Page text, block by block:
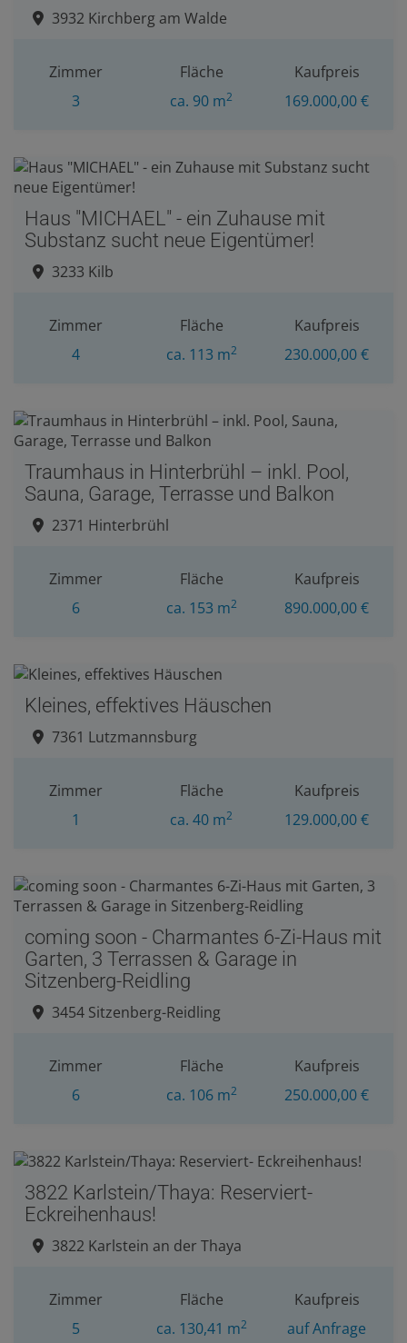
3932 Kirchberg am Walde
Zimmer
3
Fläche
ca. 90 m2
Kaufpreis
169.000,00 €
Haus "MICHAEL" - ein Zuhause mit
Substanz sucht neue Eigentümer!
3233 Kilb
Zimmer
4
Fläche
ca. 113 m2
Kaufpreis
230.000,00 €
Traumhaus in Hinterbrühl – inkl. Pool,
Sauna, Garage, Terrasse und Balkon
2371 Hinterbrühl
Zimmer
6
Fläche
ca. 153 m2
Kaufpreis
890.000,00 €
Kleines, effektives Häuschen
7361 Lutzmannsburg
Zimmer
1
Fläche
ca. 40 m2
Kaufpreis
129.000,00 €
coming soon - Charmantes 6-Zi-Haus mit
Garten, 3 Terrassen & Garage in
Sitzenberg-Reidling
3454 Sitzenberg-Reidling
Zimmer
6
Fläche
ca. 106 m2
Kaufpreis
250.000,00 €
3822 Karlstein/Thaya: Reserviert-
Eckreihenhaus!
3822 Karlstein an der Thaya
Zimmer
5
Fläche
ca. 130,41 m2
Kaufpreis
auf Anfrage